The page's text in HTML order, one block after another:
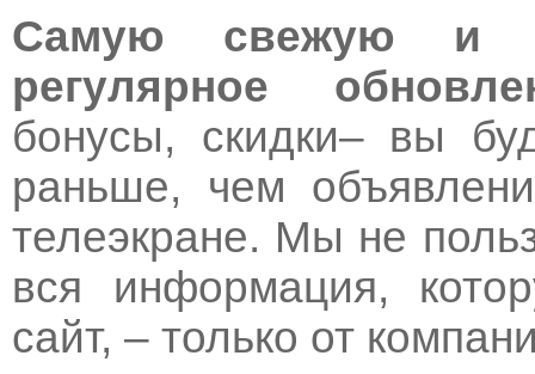
Самую свежую и
регулярное
бонусы, скидки– вы
раньше, чем
телеэкране. Мы не
вся информация,
сайт, – только от